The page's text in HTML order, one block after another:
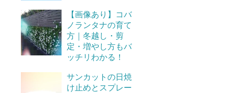
【画像あり】コバ
ノランタナの育て
方｜冬越し・剪
定・増やし方もバ
ッチリわかる！
サンカットの日焼
け止めとスプレー